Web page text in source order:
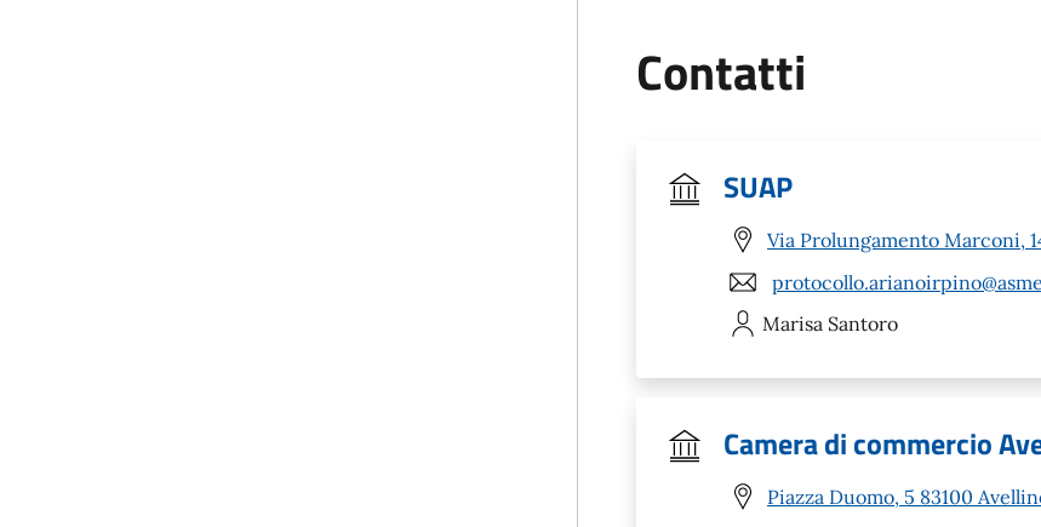
Contatti
SUAP
Via Prolungamento Marconi,
Marisa Santoro
Camera di commercio
Piazza Duomo, 5 83100